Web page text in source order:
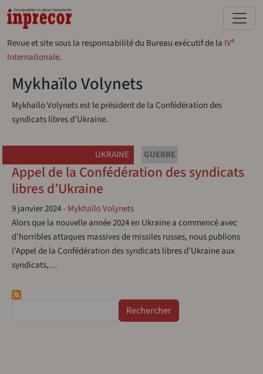
Aller au contenu principal
Revue et site sous la responsabilité du Bureau exécutif de la IVe
Internationale.
Mykhaïlo Volynets
Mykhaïlo Volynets est le président de la Confédération des
syndicats libres d’Ukraine.
UKRAINE GUERRE
Appel de la Confédération des syndicats
libres d’Ukraine
9 janvier 2024- Mykhaïlo Volynets
Alors que la nouvelle année 2024 en Ukraine a commencé avec
d’horribles attaques massives de missiles russes, nous publions
l’Appel de la Confédération des syndicats libres d’Ukraine aux
syndicats,…